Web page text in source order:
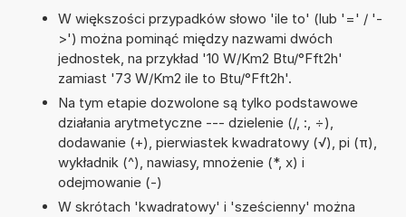
W większości przypadków słowo 'ile to' (lub '=' / '-
>') można pominąć między nazwami dwóch
jednostek, na przykład '10 W/Km2 Btu/°Fft2h'
zamiast '73 W/Km2 ile to Btu/°Fft2h'.
Na tym etapie dozwolone są tylko podstawowe
działania arytmetyczne --- dzielenie (/, :, ÷),
dodawanie (+), pierwiastek kwadratowy (√), pi (π),
wykładnik (^), nawiasy, mnożenie (*, x) i
odejmowanie (-)
W skrótach 'kwadratowy' i 'sześcienny' można